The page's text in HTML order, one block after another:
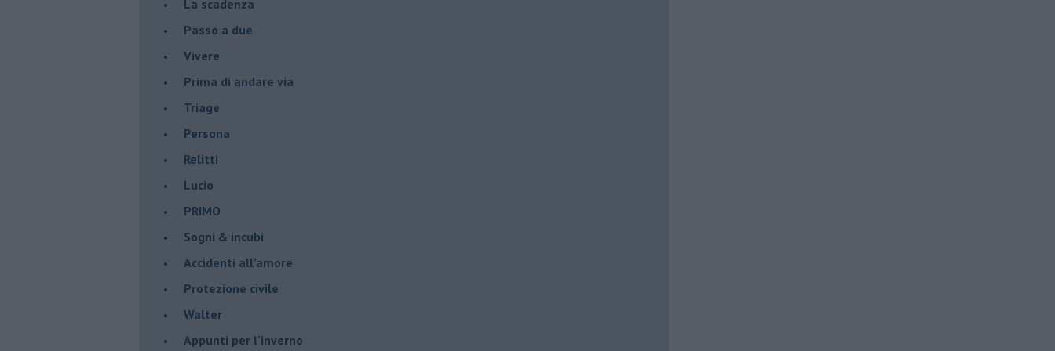
La scadenza
Passo a due
Vivere
Prima di andare via
Triage
Persona
Relitti
Lucio
PRIMO
Sogni & incubi
Accidenti all’amore
Protezione civile
Walter
Appunti per l'inverno